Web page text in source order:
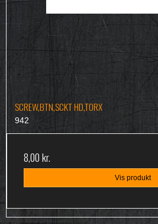
SCREW,BTN,SCKT HD,TORX
942
8,00 kr.
Vis produkt